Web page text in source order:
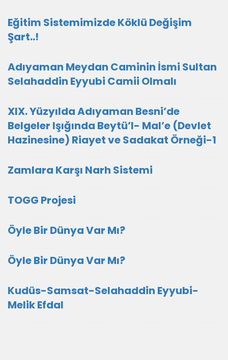
Eğitim Sistemimizde Köklü Değişim
Şart..!
Adıyaman Meydan Caminin İsmi Sultan
Selahaddin Eyyubi Camii Olmalı
XIX. Yüzyılda Adıyaman Besni’de
Belgeler Işığında Beytü’l- Mal’e (Devlet
Hazinesine) Riayet ve Sadakat Örneği-1
Zamlara Karşı Narh Sistemi
TOGG Projesi
Öyle Bir Dünya Var Mı?
Öyle Bir Dünya Var Mı?
Kudüs-Samsat-Selahaddin Eyyubi-
Melik Efdal